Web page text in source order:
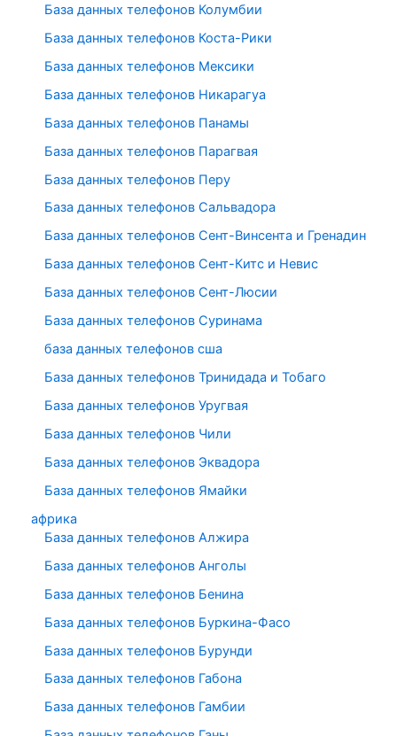
База данных телефонов Колумбии
База данных телефонов Коста-Рики
База данных телефонов Мексики
База данных телефонов Никарагуа
База данных телефонов Панамы
База данных телефонов Парагвая
База данных телефонов Перу
База данных телефонов Сальвадора
База данных телефонов Сент-Винсента и Гренадин
База данных телефонов Сент-Китс и Невис
База данных телефонов Сент-Люсии
База данных телефонов Суринама
база данных телефонов сша
База данных телефонов Тринидада и Тобаго
База данных телефонов Уругвая
База данных телефонов Чили
База данных телефонов Эквадора
База данных телефонов Ямайки
африка
База данных телефонов Алжира
База данных телефонов Анголы
База данных телефонов Бенина
База данных телефонов Буркина-Фасо
База данных телефонов Бурунди
База данных телефонов Габона
База данных телефонов Гамбии